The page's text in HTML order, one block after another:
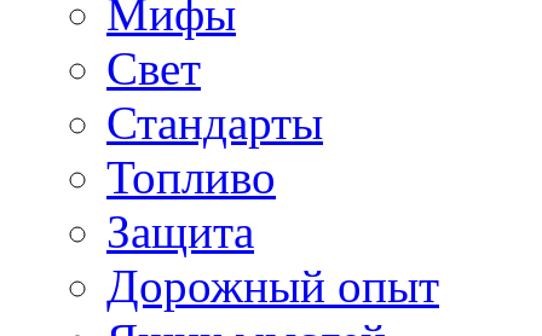
Мифы
Свет
Стандарты
Топливо
Защита
Дорожный опыт